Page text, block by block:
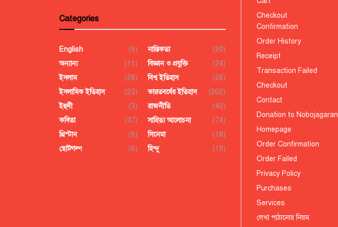
Categories
English
(9)
অন্যান্য
(11)
ইসলাম
(28)
ইসলামিক ইতিহাস
(23)
ইহুদী
(3)
কবিতা
(37)
খ্রিস্টান
(6)
ছোটগল্প
(6)
নাস্তিকতা
(20)
বিজ্ঞান ও প্রযুক্তি
(24)
বিশ্ব ইতিহাস
(26)
ভারতবর্ষের ইতিহাস
(202)
রাজনীতি
(40)
সাহিত্য আলোচনা
(74)
সিনেমা
(18)
হিন্দু
(19)
Checkout
Confirmation
Order History
Receipt
Transaction Failed
Checkout
Contact
Donation to Nobojagaran
Homepage
Order Confirmation
Order Failed
Privacy Policy
Purchases
Services
লেখা পাঠানোর নিয়ম